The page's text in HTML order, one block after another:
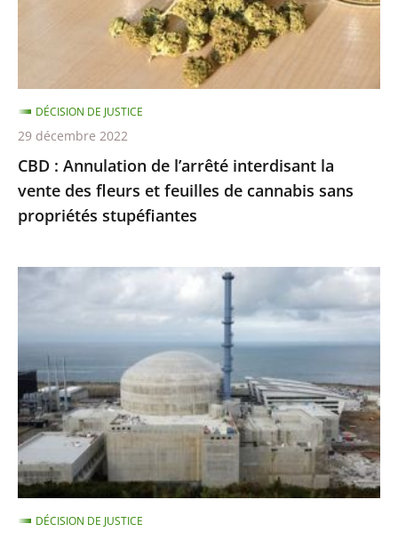
fleurs
et
feuilles
de
cannabis
sans
stupéfiantes
CBD : Annulation de l’arrêté interdisant la
vente des fleurs et feuilles de cannabis sans
propriétés stupéfiantes
DÉCISION DE JUSTICE
29 décembre 2022
EPR
:
les
travaux
de
réparation
de
soudures
et DÉCISION DE JUSTICE